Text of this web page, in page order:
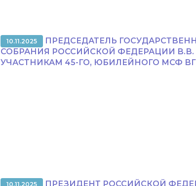
10.11.2025
ПРЕДСЕДАТЕЛЬ
СОБРАНИЯ РОССИЙСКОЙ ФЕДЕРАЦИИ
УЧАСТНИКАМ 45-ГО, ЮБИЛЕЙНОГО МСФ
10.11.2025
ПРЕЗИДЕНТ РОССИЙСКОЙ